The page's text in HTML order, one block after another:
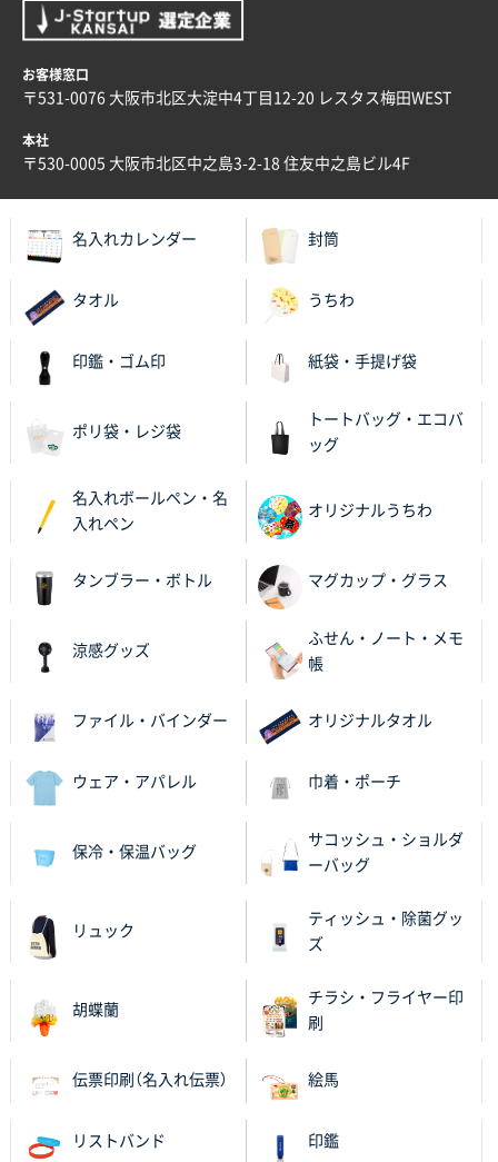
お客様窓口
〒531-0076 大阪市北区大淀中4丁目12-20 レスタス梅田WEST
本社
〒530-0005 大阪市北区中之島3-2-18 住友中之島ビル4F
名入れカレンダー 封筒
タオル うちわ
印鑑・ゴム印 紙袋・手提げ袋
ポリ袋・レジ袋
トートバッグ・エコバ
ッグ
名入れボールペン・名
入れペン
オリジナルうちわ
タンブラー・ボトル マグカップ・グラス
涼感グッズ
ふせん・ノート・メモ
帳
ファイル・バインダー オリジナルタオル
ウェア・アパレル 巾着・ポーチ
保冷・保温バッグ
サコッシュ・ショルダ
ーバッグ
リュック
ティッシュ・除菌グッ
ズ
胡蝶蘭
チラシ・フライヤー印
刷
伝票印刷（名入れ伝票） 絵馬
リストバンド 印鑑